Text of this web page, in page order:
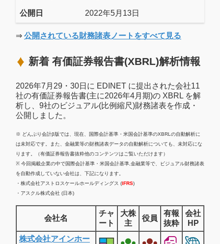
公開日 2022年5月13日
⇒ 公開されている財務諸表ノートをすべて見る
新着 有価証券報告書(XBRL)解析情報
2026年7月29・30日に EDINET に提出された会社11
社の有価証券報告書(主に2026年4月期)の XBRL を解
析し、9社のビジュアル(比例縮尺)財務諸表を作成・
公開しました。
※ どんぶり会計β版では、現在、国際会計基準・米国会計基準のXBRLの自動解析に
は未対応です。また、金融業等の財務諸表データの自動解析についても、未対応にな
ります。（有価証券報告書抜粋他のコンテンツはご覧いただけます）
※ 今回掲載企業の中で国際会計基準・米国会計基準,金融業等で、ビジュアル財務諸表
を自動作成していない会社は、下記になります。
・株式会社アストロスケールホールディングス (IFRS)
・アスクル株式会社 (日本)
会社名
チャ
ート
大株
主
役員
有報
抜粋
会社
HP
株式会社アインホー